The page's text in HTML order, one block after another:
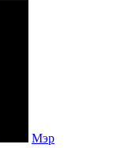
Мэр